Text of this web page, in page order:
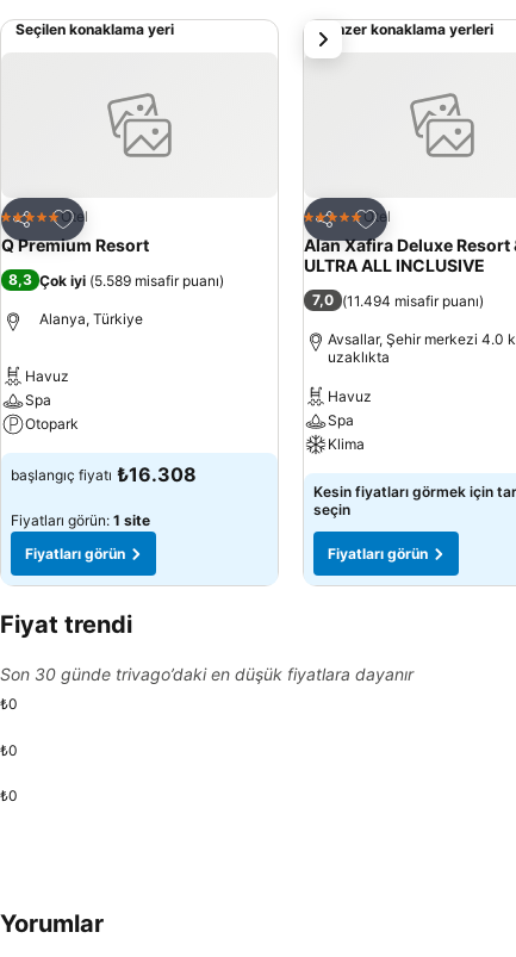
açık olan telefon mevcuttur. Odalarda uydu yayını yapan
Seçilen konaklama yeri
Paylaş
Favorilerime ekle
5 Yıldız Otel
Q Premium Resort
8,3 Çok iyi (5.589 misafir puanı)
Alanya, Türkiye
Havuz
Spa
Otopark
başlangıç fiyatı ₺16.308
Fiyatları görün: 1 site
Fiyatları görün
Benzer konaklama yerleri
Paylaş
Favorilerime ekle
5 Yıldız Otel
Alan Xafira Deluxe Resort
ULTRA ALL INCLUSIVE
7,0 (11.494 misafir puanı)
Avsallar, Şehir merkezi 4.0
uzaklıkta
Havuz
Spa
Klima
Kesin fiyatları görmek için
seçin
Fiyatları görün
sonraki
Fiyat trendi
Son 30 günde trivago’daki en düşük fiyatlara dayanır
₺0
₺0
₺0
Yorumlar